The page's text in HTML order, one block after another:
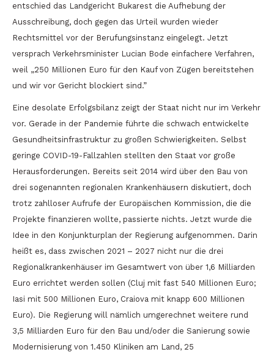
entschied das Landgericht Bukarest die Aufhebung der
Ausschreibung, doch gegen das Urteil wurden wieder
Rechtsmittel vor der Berufungsinstanz eingelegt. Jetzt
versprach Verkehrsminister Lucian Bode einfachere Verfahren,
weil „250 Millionen Euro für den Kauf von Zügen bereitstehen
und wir vor Gericht blockiert sind.”
Eine desolate Erfolgsbilanz zeigt der Staat nicht nur im Verkehr
vor. Gerade in der Pandemie führte die schwach entwickelte
Gesundheitsinfrastruktur zu großen Schwierigkeiten. Selbst
geringe COVID-19-Fallzahlen stellten den Staat vor große
Herausforderungen. Bereits seit 2014 wird über den Bau von
drei sogenannten regionalen Krankenhäusern diskutiert, doch
trotz zahlloser Aufrufe der Europäischen Kommission, die die
Projekte finanzieren wollte, passierte nichts. Jetzt wurde die
Idee in den Konjunkturplan der Regierung aufgenommen. Darin
heißt es, dass zwischen 2021 – 2027 nicht nur die drei
Regionalkrankenhäuser im Gesamtwert von über 1,6 Milliarden
Euro errichtet werden sollen (Cluj mit fast 540 Millionen Euro;
Iasi mit 500 Millionen Euro, Craiova mit knapp 600 Millionen
Euro). Die Regierung will nämlich umgerechnet weitere rund
3,5 Milliarden Euro für den Bau und/oder die Sanierung sowie
Modernisierung von 1.450 Kliniken am Land, 25